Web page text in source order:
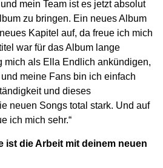
mein Team ist es jetzt absolut
zu bringen. Ein neues Album
Kapitel auf, da freue ich mich
war für das Album lange
mich als Ella Endlich ankündigen,
meine Fans bin ich einfach
und dieses
neuen Songs total stark. Und auf
ich mich sehr.“
ist die Arbeit mit deinem neuen